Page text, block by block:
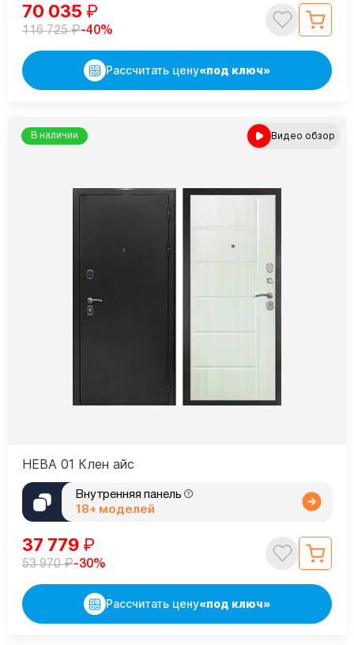
70 035 ₽
116 725₽-40%
Рассчитать цену«под ключ»
В наличии Видео обзор
НЕВА 01 Клен айс
Внутренняя панель
18+ моделей
37 779 ₽
53 970₽-30%
Рассчитать цену«под ключ»